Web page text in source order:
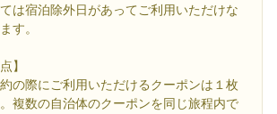
は宿泊除外日があってご利用いただけな
す。
】
の際にご利用いただけるクーポンは１枚
複数の自治体のクーポンを同じ旅程内で